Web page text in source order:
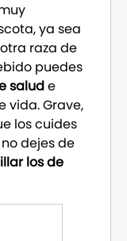
ya sea
raza de
puedes
salude
vida. Grave,
los cuides
dejes de
los de